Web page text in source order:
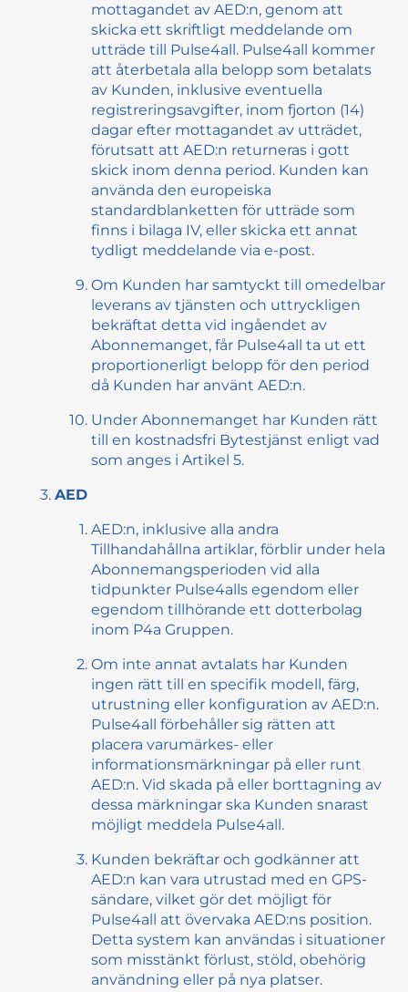
mottagandet av AED:n, genom att
skicka ett skriftligt meddelande om
utträde till Pulse4all. Pulse4all kommer
att återbetala alla belopp som betalats
av Kunden, inklusive eventuella
registreringsavgifter, inom fjorton (14)
dagar efter mottagandet av utträdet,
förutsatt att AED:n returneras i gott
skick inom denna period. Kunden kan
använda den europeiska
standardblanketten för utträde som
finns i bilaga IV, eller skicka ett annat
tydligt meddelande via e-post.
Om Kunden har samtyckt till omedelbar
leverans av tjänsten och uttryckligen
bekräftat detta vid ingåendet av
Abonnemanget, får Pulse4all ta ut ett
proportionerligt belopp för den period
då Kunden har använt AED:n.
Under Abonnemanget har Kunden rätt
till en kostnadsfri Bytestjänst enligt vad
som anges i Artikel 5.
AED
AED:n, inklusive alla andra
Tillhandahållna artiklar, förblir under hela
Abonnemangsperioden vid alla
tidpunkter Pulse4alls egendom eller
egendom tillhörande ett dotterbolag
inom P4a Gruppen.
Om inte annat avtalats har Kunden
ingen rätt till en specifik modell, färg,
utrustning eller konfiguration av AED:n.
Pulse4all förbehåller sig rätten att
placera varumärkes- eller
informationsmärkningar på eller runt
AED:n. Vid skada på eller borttagning av
dessa märkningar ska Kunden snarast
möjligt meddela Pulse4all.
Kunden bekräftar och godkänner att
AED:n kan vara utrustad med en GPS-
sändare, vilket gör det möjligt för
Pulse4all att övervaka AED:ns position.
Detta system kan användas i situationer
som misstänkt förlust, stöld, obehörig
användning eller på nya platser.